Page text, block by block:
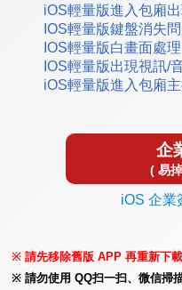
iOS輕量版進入包廂
IOS輕量版鍵盤消失
IOS輕量版白畫面處理
IOS輕量版出現視訊/
iOS輕量版進入包廂
企
( 易
iOS 企業
請先移除舊版 APP 再重新下載
請勿使用 QQ扫一扫、微信掃